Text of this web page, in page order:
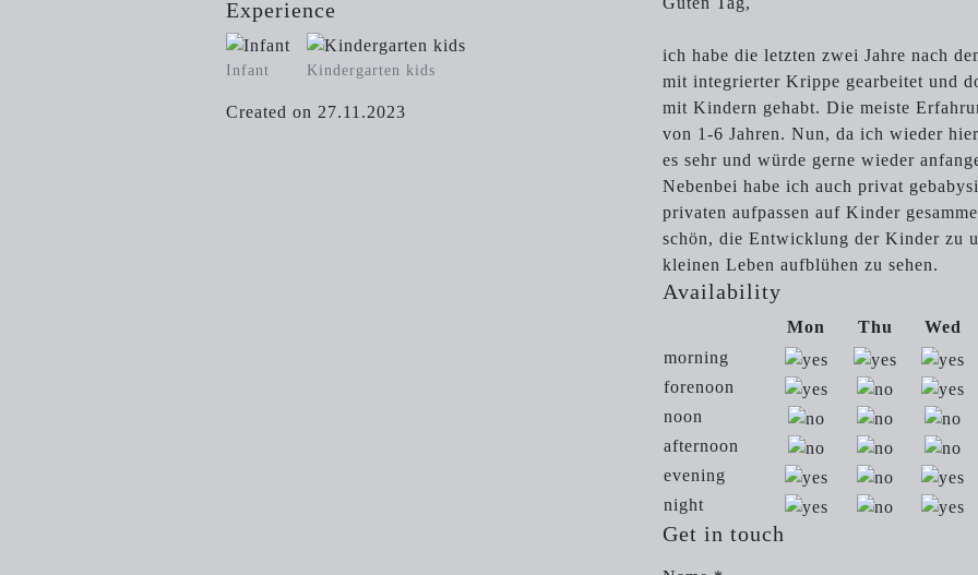
Experience
Infant Kindergarten kids
Created on 27.11.2023
ich habe die letzten zwei Jahre nach
mit integrierter Krippe gearbeitet und
mit Kindern gehabt. Die meiste
von 1-6 Jahren. Nun, da ich wieder
es sehr und würde gerne wieder
Nebenbei habe ich auch privat
privaten aufpassen auf Kinder
schön, die Entwicklung der Kinder zu
kleinen Leben aufblühen zu sehen.
Availability
Mon Thu
Wed
morning
forenoon
noon
afternoon
evening
night
Get in touch